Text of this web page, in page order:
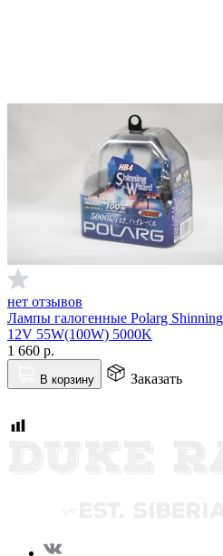
нет отзывов
Лампы галогенные Polarg
12V 55W(100W) 5000K
1 660 р.
В корзину Заказать